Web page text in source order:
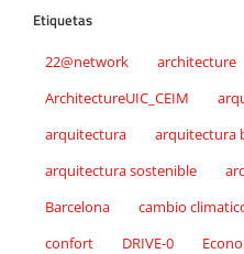
Etiquetas
22@network architecture
ArchitectureUIC_CEIM
arquitectura
arquitectura
arquitectura sostenible
Barcelona
cambio
confort
DRIVE-0